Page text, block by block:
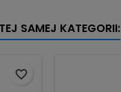
SAMEJ KATEGORII:
favorite_border